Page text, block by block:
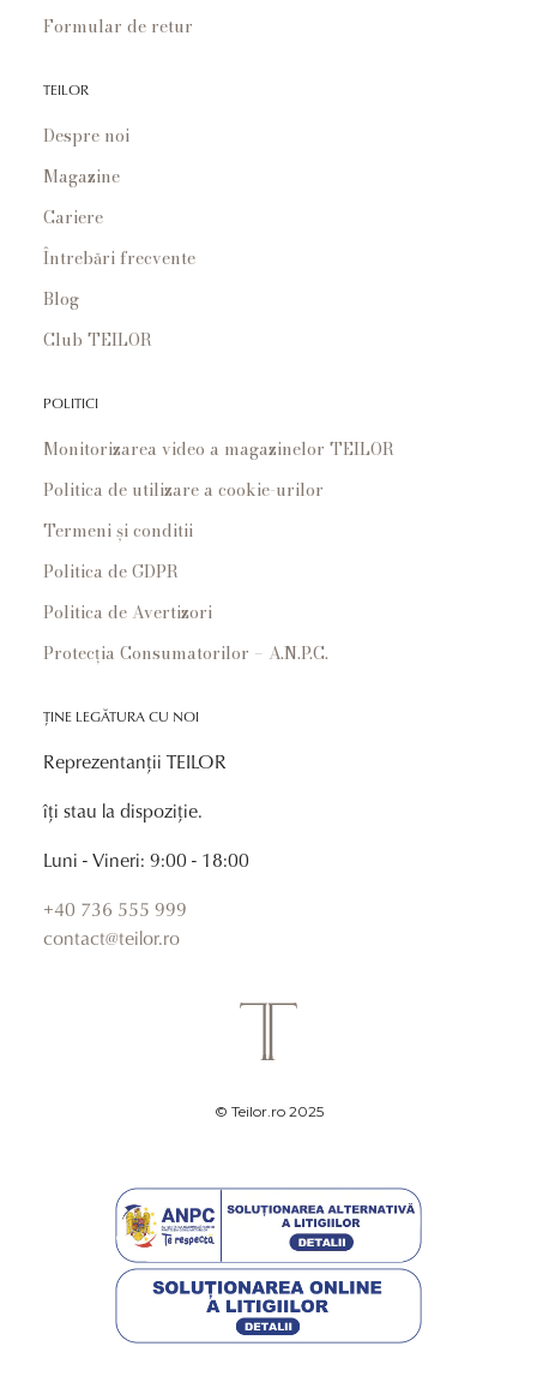
Formular de retur
TEILOR
Despre noi
Magazine
Cariere
Întrebări frecvente
Blog
Club TEILOR
POLITICI
Monitorizarea video a magazinelor TEILOR
Politica de utilizare a cookie-urilor
Termeni și conditii
Politica de GDPR
Politica de Avertizori
Protecția Consumatorilor – A.N.P.C.
ȚINE LEGĂTURA CU NOI
Reprezentanții TEILOR
îți stau la dispoziție.
Luni - Vineri: 9:00 - 18:00
+40 736 555 999
contact@teilor.ro
© Teilor.ro 2025